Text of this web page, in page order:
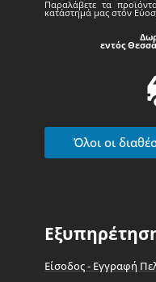
Παραλάβετε τα
κατάστημά μας στον
εντός
Όλοι οι
Είσοδος - Εγγραφή